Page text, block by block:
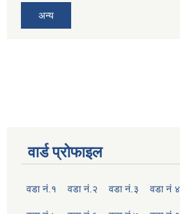
अन्य
वार्ड प्रोफाइल
वडा नं.१ वडा नं.२ वडा नं.३ वडा नं ४